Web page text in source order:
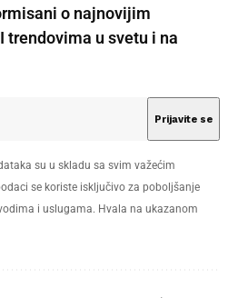
o najnovijim
trendovima u svetu i na
su u skladu sa svim važećim
se koriste isključivo za poboljšanje
i uslugama. Hvala na ukazanom